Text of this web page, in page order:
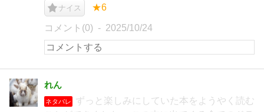
ナイス ★6
コメント(0) 2025/10/24
れん
ネタバレ
ずっと楽しみにしていた本をようやく読む